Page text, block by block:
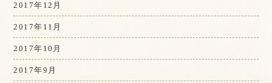
2017年12月
2017年11月
2017年10月
2017年9月